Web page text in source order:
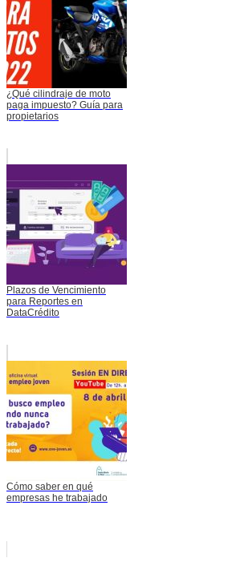
¿Qué cilindraje de moto
paga impuesto? Guía para
propietarios
Plazos de Vencimiento
para Reportes en
DataCrédito
Cómo saber en qué
empresas he trabajado